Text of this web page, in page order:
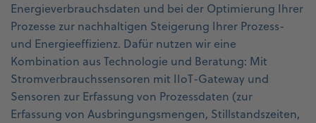
Energieverbrauchsdaten und bei der Optimierung Ihrer
Prozesse zur nachhaltigen Steigerung Ihrer Prozess-
und Energieeffizienz. Dafür nutzen wir eine
Kombination aus Technologie und Beratung: Mit
Stromverbrauchssensoren mit IIoT-Gateway und
Sensoren zur Erfassung von Prozessdaten (zur
Erfassung von Ausbringungsmengen, Stillstandszeiten,